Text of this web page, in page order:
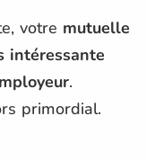
votre mutuelle
intéressante
.
primordial.